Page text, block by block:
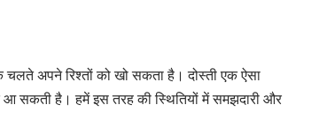
चलते अपने रिश्तों को खो सकता है। दोस्ती एक ऐसा
आ सकती है। हमें इस तरह की स्थितियों में समझदारी और